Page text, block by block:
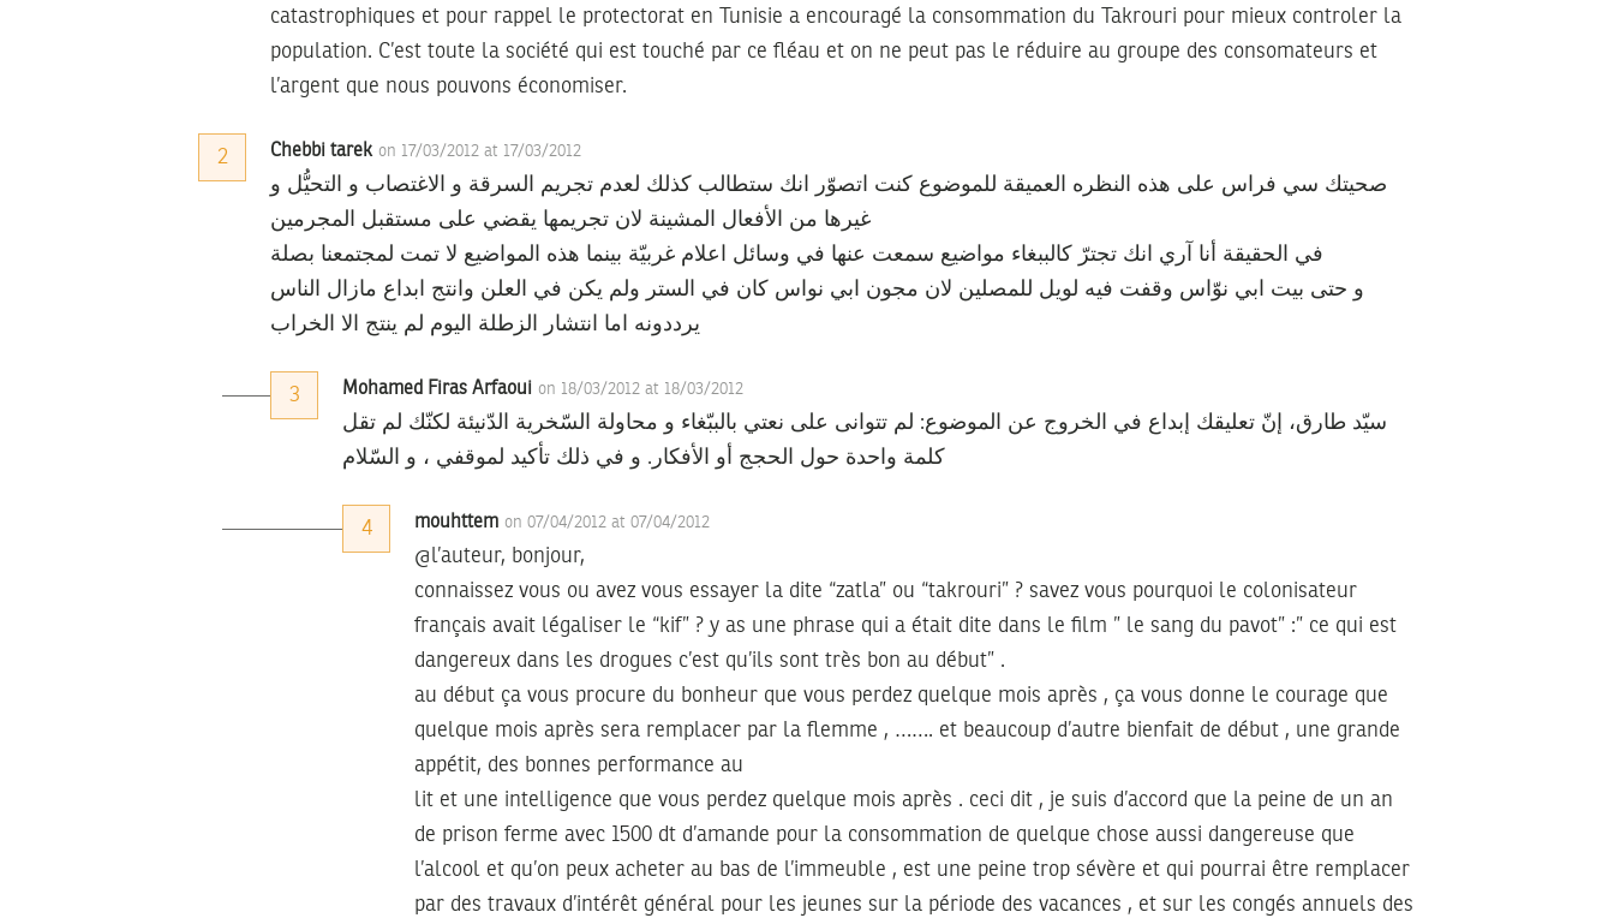
catastrophiques et pour rappel le protectorat en Tunisie a encouragé la consommation du Takrouri pour mieux controler la
population. C’est toute la société qui est touché par ce fléau et on ne peut pas le réduire au groupe des consomateurs et
l’argent que nous pouvons économiser.
2 Chebbi tarek on 17/03/2012 at 17/03/2012
صحيتك سي فراس على هذه النظره العميقة للموضوع كنت اتصوّر انك ستطالب كذلك لعدم تجريم السرقة و الاغتصاب و التحيُّل و
غيرها من الأفعال المشينة لان تجريمها يقضي على مستقبل المجرمين
في الحقيقة أنا آري انك تجترّ كالببغاء مواضيع سمعت عنها في وسائل اعلام غربيّة بينما هذه المواضيع لا تمت لمجتمعنا بصلة
و حتى بيت ابي نوّاس وقفت فيه لويل للمصلين لان مجون ابي نواس كان في الستر ولم يكن في العلن وانتج ابداع مازال الناس
يرددونه اما انتشار الزطلة اليوم لم ينتج الا الخراب
3 Mohamed Firas Arfaoui on 18/03/2012 at 18/03/2012
سيّد طارق، إنّ تعليقك إبداع في الخروج عن الموضوع: لم تتوانى على نعتي بالببّغاء و محاولة السّخرية الدّنيئة لكنّك لم تقل
كلمة واحدة حول الحجج أو الأفكار. و في ذلك تأكيد لموقفي ، و السّلام
4 mouhttem on 07/04/2012 at 07/04/2012
@l’auteur, bonjour,
connaissez vous ou avez vous essayer la dite “zatla” ou “takrouri” ? savez vous pourquoi le colonisateur
français avait légaliser le “kif” ? y as une phrase qui a était dite dans le film ” le sang du pavot” :” ce qui est
dangereux dans les drogues c’est qu’ils sont très bon au début” .
au début ça vous procure du bonheur que vous perdez quelque mois après , ça vous donne le courage que
quelque mois après sera remplacer par la flemme , ……. et beaucoup d’autre bienfait de début , une grande
appétit, des bonnes performance au
lit et une intelligence que vous perdez quelque mois après . ceci dit , je suis d’accord que la peine de un an
de prison ferme avec 1500 dt d’amande pour la consommation de quelque chose aussi dangereuse que
l’alcool et qu’on peux acheter au bas de l’immeuble , est une peine trop sévère et qui pourrai être remplacer
par des travaux d’intérêt général pour les jeunes sur la période des vacances , et sur les congés annuels des